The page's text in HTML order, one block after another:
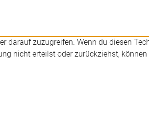
darauf zuzugreifen. Wenn du diesen
nicht erteilst oder zurückziehst,